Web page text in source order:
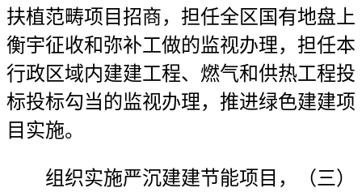
扶植范畴项目招商，担任全区国有地盘上
衡宇征收和弥补工做的监视办理，担任本
行政区域内建建工程、燃气和供热工程投
标投标勾当的监视办理，推进绿色建建项
目实施。
组织实施严沉建建节能项目，（三）